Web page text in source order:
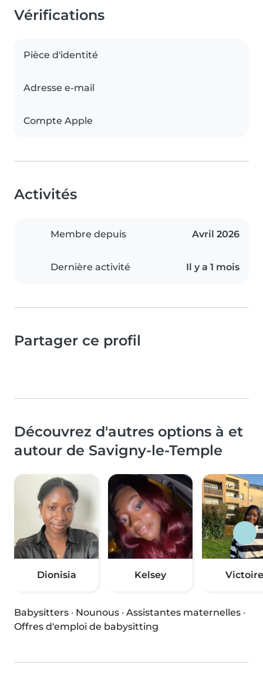
Vérifications
Pièce d'identité
Adresse e-mail
Compte Apple
Activités
Membre depuis Avril 2026
Dernière activité Il y a 1 mois
Partager ce profil
Découvrez d'autres options à et
autour de Savigny-le-Temple
Dionisia Kelsey Victoire
Babysitters · Nounous · Assistantes maternelles ·
Offres d'emploi de babysitting